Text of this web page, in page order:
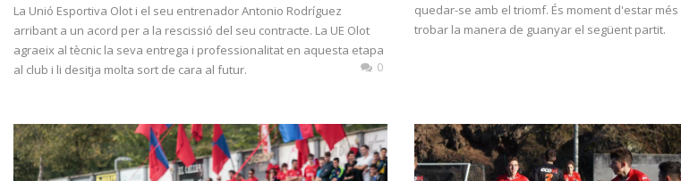
La Unió Esportiva Olot i el seu entrenador Antonio Rodríguez
arribant a un acord per a la rescissió del seu contracte. La UE Olot
agraeix al tècnic la seva entrega i professionalitat en aquesta etapa
al club i li desitja molta sort de cara al futur.
0
quedar-se amb el triomf. És moment d'estar
trobar la manera de guanyar el següent partit.